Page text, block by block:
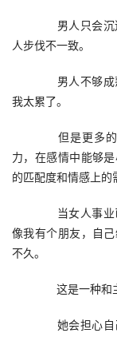
男人只会沉
人步伐不一致。
男人不够成
我太累了。
但是更多的
力，在感情中能够
的匹配度和情感上的
当女人事业
像我有个朋友，自
不久。
这是一种和主
她会担心自己